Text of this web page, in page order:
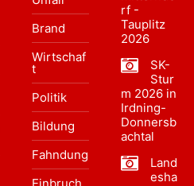
Brand
Wirtschaf
t
Politik
Bildung
Fahndung
rf -
Tauplitz
2026
SK-
Stur
m 2026 in
Irdning-
Donnersb
achtal
Land
esha